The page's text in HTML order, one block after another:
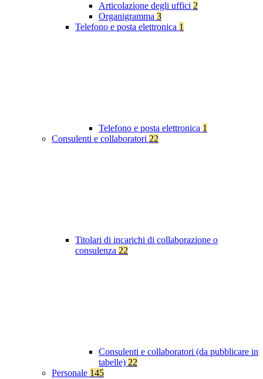
Articolazione degli uffici 2
Organigramma 3
Telefono e posta elettronica 1
Telefono e posta elettronica 1
Consulenti e collaboratori 22
Titolari di incarichi di collaborazione o
consulenza 22
Consulenti e collaboratori (da pubblicare in
tabelle) 22
Personale 145